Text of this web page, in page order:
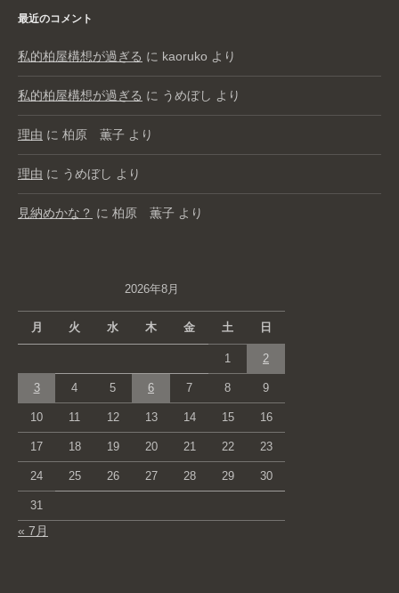
最近のコメント
私的柏屋構想が過ぎる に kaoruko より
私的柏屋構想が過ぎる に うめぼし より
理由 に 柏原 薫子 より
理由 に うめぼし より
見納めかな？ に 柏原 薫子 より
2026年8月
月 火 水 木 金 土 日
1 2
3 4 5 6 7 8 9
10 11 12 13 14 15 16
17 18 19 20 21 22 23
24 25 26 27 28 29 30
31
« 7月